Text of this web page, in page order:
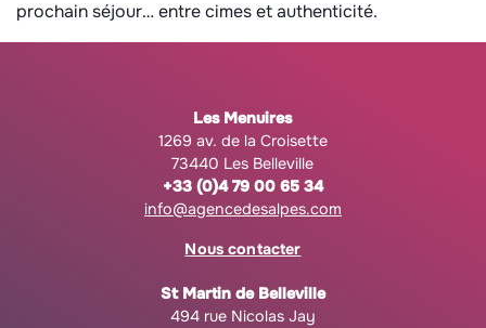
prochain séjour… entre cimes et authenticité.
Les Menuires
1269 av. de la Croisette
73440 Les Belleville
+33 (0)4 79 00 65 34
info@agencedesalpes.com
Nous contacter
St Martin de Belleville
494 rue Nicolas Jay